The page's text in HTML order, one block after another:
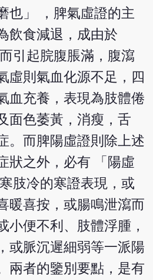
也」 ，脾氣虛證的主
飲食減退，成由於
而引起脘腹脹滿，腹瀉
虛則氣血化源不足，四
血充養，表現為肢體倦
面色萎黃，消瘦，舌
。而脾陽虛證則除上述
狀之外，必有 「陽虛
肢冷的寒證表現，或
暖喜按，或腸鳴泄瀉而
小便不利、肢體浮腫，
或脈沉遲細弱等一派陽
兩者的鑒別要點，是有